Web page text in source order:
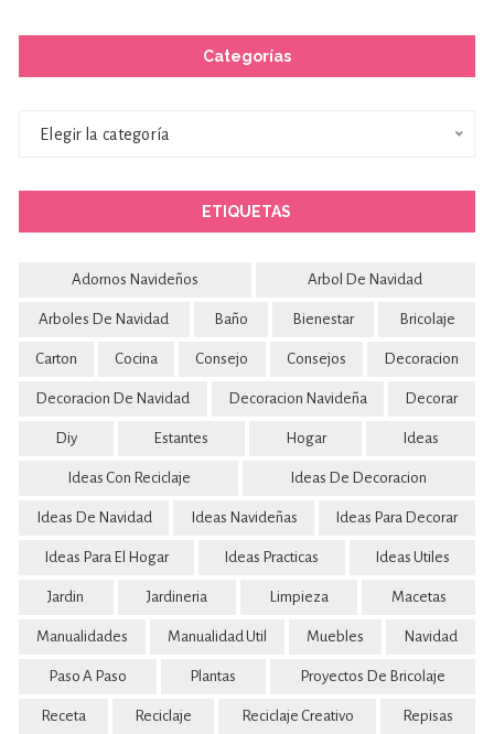
Categorías
Elegir la categoría
ETIQUETAS
Adornos Navideños Arbol De Navidad
Arboles De Navidad Baño Bienestar Bricolaje
Carton Cocina Consejo Consejos Decoracion
Decoracion De Navidad Decoracion Navideña Decorar
Diy Estantes Hogar Ideas
Ideas Con Reciclaje Ideas De Decoracion
Ideas De Navidad Ideas Navideñas Ideas Para Decorar
Ideas Para El Hogar Ideas Practicas Ideas Utiles
Jardin Jardineria Limpieza Macetas
Manualidades Manualidad Util Muebles Navidad
Paso A Paso Plantas Proyectos De Bricolaje
Receta Reciclaje Reciclaje Creativo Repisas